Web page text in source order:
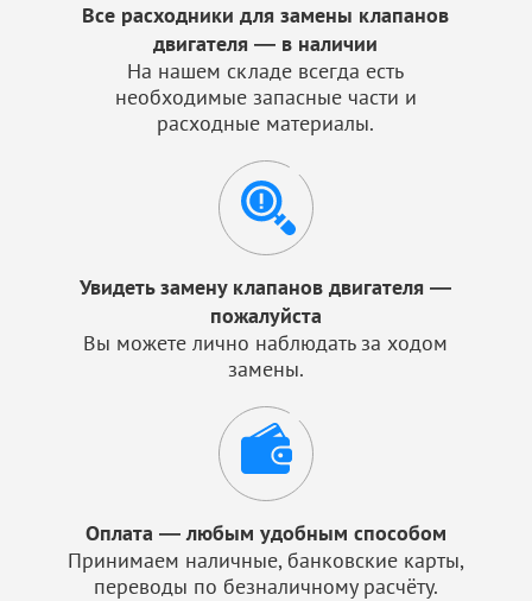
Все расходники для замены клапанов
двигателя — в наличии
На нашем складе всегда есть
необходимые запасные части и
расходные материалы.
Увидеть замену клапанов двигателя —
пожалуйста
Вы можете лично наблюдать за ходом
замены.
Оплата — любым удобным способом
Принимаем наличные, банковские карты,
переводы по безналичному расчёту.